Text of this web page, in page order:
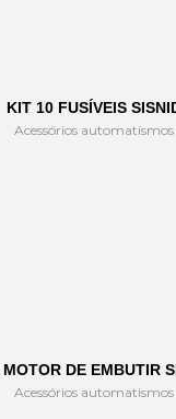
KIT 10 FUSÍVEIS
Acessórios automatismos
DE EMBUTIR
Acessórios automatismos